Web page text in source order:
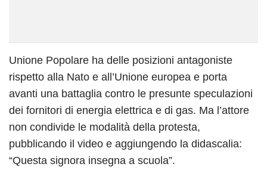
Unione Popolare ha delle posizioni antagoniste
rispetto alla Nato e all’Unione europea e porta
avanti una battaglia contro le presunte speculazioni
dei fornitori di energia elettrica e di gas. Ma l’attore
non condivide le modalità della protesta,
pubblicando il video e aggiungendo la didascalia:
“Questa signora insegna a scuola”.